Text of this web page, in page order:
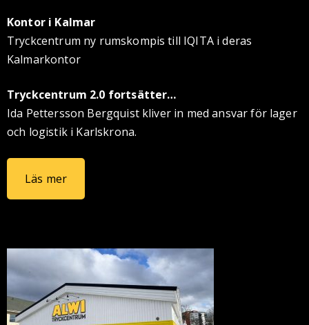
Kontor i Kalmar
Tryckcentrum ny rumskompis till IQITA i deras
Kalmarkontor
Tryckcentrum 2.0 fortsätter…
Ida Pettersson Bergquist kliver in med ansvar för lager
och logistik i Karlskrona.
Läs mer